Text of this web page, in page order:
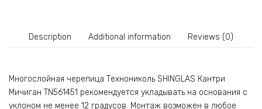
Description Additional information Reviews (0)
Многослойная черепица Технониколь SHINGLAS Кантри
Мичиган TN561451 рекомендуется укладывать на основания с
уклоном не менее 12 градусов. Монтаж возможен в любое